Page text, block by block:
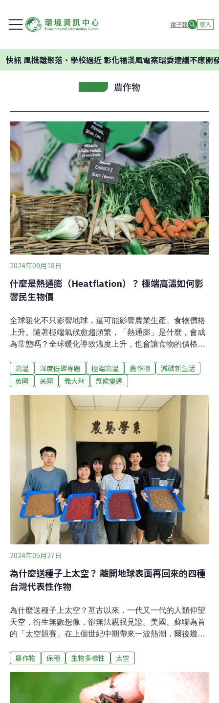
電子報 登入
離聚落、學校過近 彰化福漢風電案環委建議不應開發
農作物
2024年09月18日
什麼是熱通膨（Heatflation）？ 極端高溫如何影
響民生物價
全球暖化不只影響地球，還可能影響農業生產、食物價格
上升。隨著極端氣候愈趨頻繁，「熱通膨」是什麼，會成
為常態嗎？全球暖化導致溫度上升，也會讓食物的價格上
減少，黑葉荔枝1斤可高達上百元；糯米荔枝則是200～
300元。科學家警告，若全球暖化情形持續惡化，影響糧
（Heatflation）這個詞早在2022年開始出現在媒體上，說
授David A. Super在《國會山莊報》（The Hill）投書指
變遷問題。」而根據環境媒體《Grist》報導，科技記者
Bob Keefe在其著作《氣候經濟學》（Climatenomics）中
說道，氣候變遷已經成為一個巨大的經濟問題。
高溫 深度低碳專題 極端高溫 農作物
減碳新生活
英國
美國 義大利 氣候變遷
2024年05月27日
為什麼送種子上太空？ 離開地球表面再回來的四種
台灣代表性作物
為什麼送種子上太空？亙古以來，一代又一代的人類仰望
天空，衍生無數想像，卻無法親眼見證。美國、蘇聯為首
的「太空競賽」在上個世紀中期帶來一波熱潮，爾後幾十
及由商業公司主導的靈活小型計畫，又將太空重新放上競
同時，有一個極為重要的關鍵，很容易為一般人忽略，那
就是食物。在科幻電影《絕地救援》（The Martian）中，
農作物 保種 生物多樣性 太空